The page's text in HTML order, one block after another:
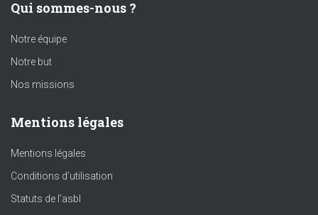
Qui sommes-nous ?
Notre équipe
Notre but
Nos missions
Mentions légales
Mentions légales
Conditions d’utilisation
Statuts de l’asbl